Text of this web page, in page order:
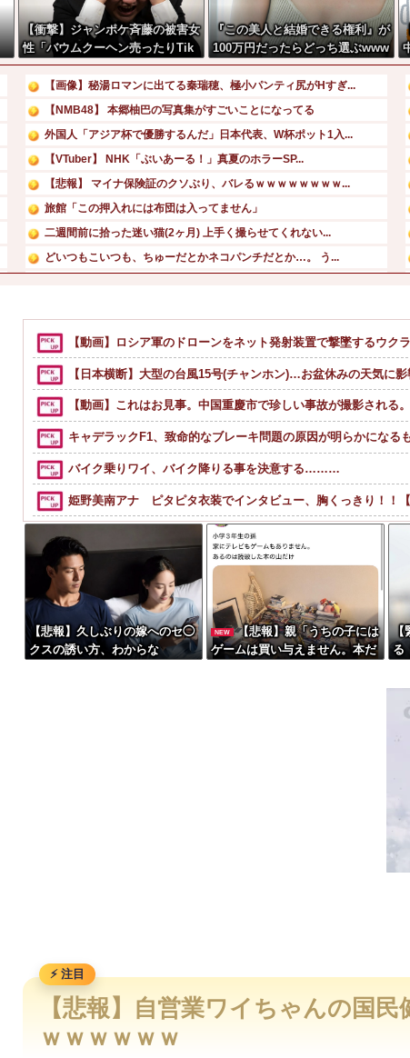
【衝撃】ジャンポケ斉藤の被害女
性「バウムクーヘン売ったりTik
Tokライブしててムカついたから
示談しなかった」←コレってさ…
『この美人と結婚できる権利』が
100万円だったらどっち選ぶwww
ww
【画像】秘湯ロマンに出てる秦瑞穂、極小パンティ尻がHすぎ...
【NMB48】 本郷柚巴の写真集がすごいことになってる
外国人「アジア杯で優勝するんだ」日本代表、W杯ポット1入...
【VTuber】 NHK「ぶいあーる！」真夏のホラーSP...
【悲報】 マイナ保険証のクソぶり、バレるｗｗｗｗｗｗｗｗ...
旅館「この押入れには布団は入ってません」
二週間前に拾った迷い猫(2ヶ月) 上手く撮らせてくれない...
どいつもこいつも、ちゅーだとかネコパンチだとか…。 う...
飲み屋でケンカした相手をコロした男の弁護をした。そして数...
カンニング竹山、消費税減税失敗→増税の流れ想像「次誰が総...
【動画】ロシア軍のドローンをネット発射装置で撃墜するウク
【日本横断】大型の台風15号(チャンホン)…お盆休みの天気に
【動画】これはお見事。中国重慶市で珍しい事故が撮影される。
キャデラックF1、致命的なブレーキ問題の原因が明らかになる
バイク乗りワイ、バイク降りる事を決意する………
姫野美南アナ ピタピタ衣装でインタビュー、胸くっきり！！
後呂有紗アナ 袖口からインナーチラ見え！！
浦野芽良アナ ピタピタニットでボディラインくっきり！！
河出奈都美アナ ニットの●●、谷間チラ！！
【緊急】今の若者に急増している『コレ』依存、めちゃくち
【衝撃】クロちゃん、とち狂ったツイートをする←コレ言うほ
【画像】坂口杏里、逃走してウ●カスまで晒されるｗｗｗｗｗ
【悲報】久しぶりの嫁へのセ◯
クスの誘い方、わからな
NEW
【悲報】親「うちの子には
ゲームは買い与えません。本だ
【
る
w
【悲報】自営業ワイちゃんの国
ｗｗｗｗｗｗ